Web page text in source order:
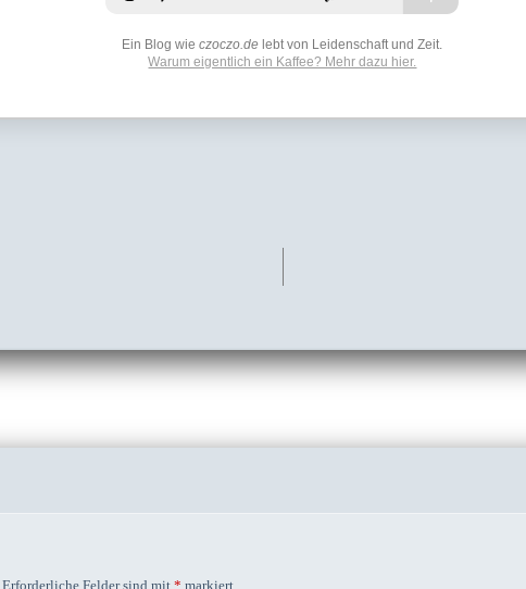
Ein Blog wieczoczo.de lebt von Leidenschaft und Zeit.
Warum eigentlich ein Kaffee? Mehr dazu hier.
Erforderliche Felder sind mit * markiert